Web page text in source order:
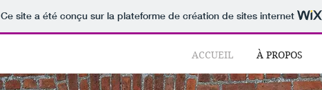
Ce site a été conçu sur la plateforme de création de sites internet
ACCUEIL À PROPOS